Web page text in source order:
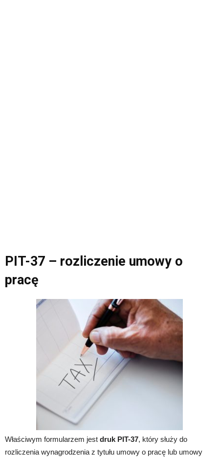
PIT-37 – rozliczenie umowy o
pracę
Właściwym formularzem jest druk PIT-37, który służy do
rozliczenia wynagrodzenia z tytułu umowy o pracę lub umowy